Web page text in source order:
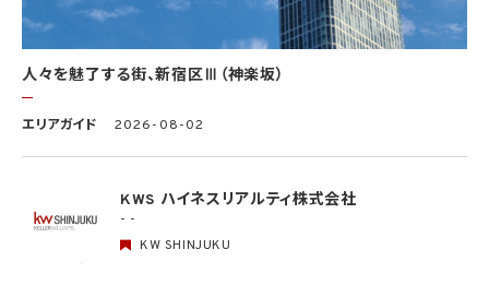
組織的安全管理措置
1）個人データの取扱いに関する責任者を設置するとともに、個人データを取り扱う従業
者及び当該従業者が取り扱う個人データの範囲を明確化し、法や取扱規程に違反してい
部の者による監査を実施
1）個人データの取扱いに関する留意事項について、従業者に定期的な研修を実施
2）個人データについての秘密保持に関する事項を就業規則に記載
物理的安全管理措置
1）個人データを取り扱う区域において、従業者の入退室管理及び持ち込む機器等の制限
人々を魅了する街、新宿区Ⅲ（神楽坂）
エリアガイド 2026-08-02
KWS ハイネスリアルティ株式会社
- -
KW SHINJUKU